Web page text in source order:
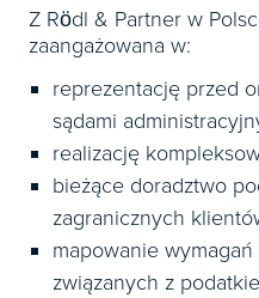
Z Rödl & Partner w
zaangażowana w:
reprezentację przed
sądami
realizację
bieżące doradztwo
zagranicznych
mapowanie
związanych z